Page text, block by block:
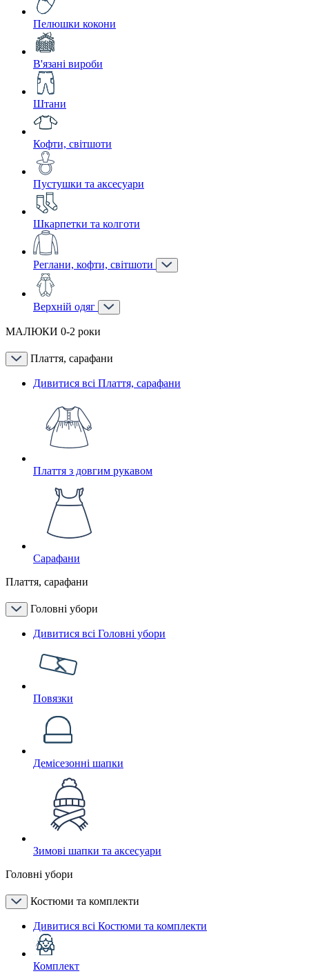
Пелюшки кокони
В'язані вироби
Штани
Кофти, світшоти
Пустушки та аксесуари
Шкарпетки та колготи
Реглани, кофти, світшоти
Верхній одяг
МАЛЮКИ 0-2 роки
Плаття, сарафани
Дивитися всі Плаття, сарафани
Плаття з довгим рукавом
Сарафани
Плаття, сарафани
Головні убори
Дивитися всі Головні убори
Повязки
Демісезонні шапки
Зимові шапки та аксесуари
Головні убори
Костюми та комплекти
Дивитися всі Костюми та комплекти
Комплект